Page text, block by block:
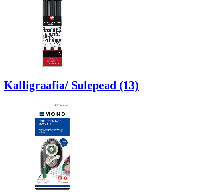
Kalligraafia/ Sulepead (13)